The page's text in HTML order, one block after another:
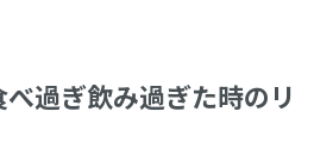
べ過ぎ飲み過ぎた時のリ